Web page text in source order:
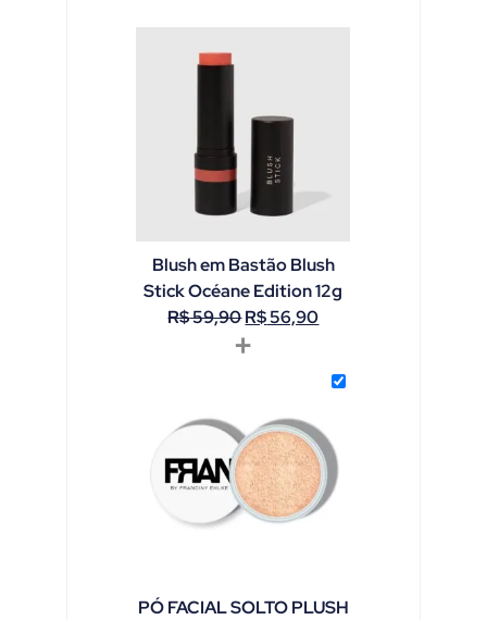
Blush em Bastão Blush
Stick Océane Edition 12g
R$59,90R$56,90
+
PÓ FACIAL SOLTO PLUSH